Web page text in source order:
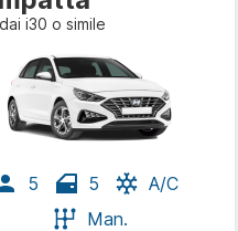
i30 o simile
5 5
A/C
Man.